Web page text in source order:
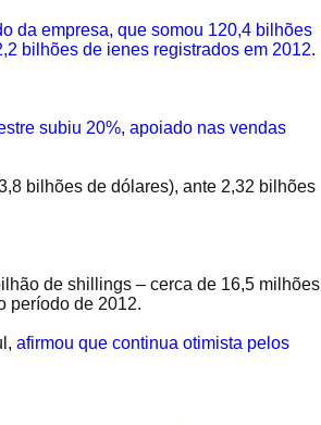
da empresa, que somou 120,4 bilhões
bilhões de ienes registrados em 2012.
subiu 20%, apoiado nas vendas
bilhões de dólares), ante 2,32 bilhões
de shillings – cerca de 16,5 milhões
período de 2012.
afirmou que continua otimista pelos